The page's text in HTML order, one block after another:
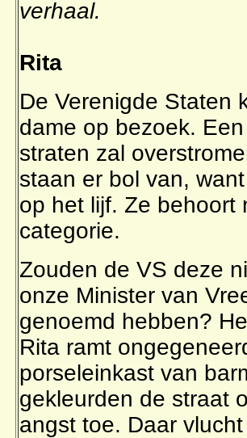
verhaal.
Rita
De Verenigde Staten
dame op bezoek.
straten zal
staan er bol van,
op het lijf. Ze behoort
categorie.
Zouden de VS deze
onze Minister van
genoemd hebben?
Rita ramt
porseleinkast van
gekleurden de straat
angst toe. Daar